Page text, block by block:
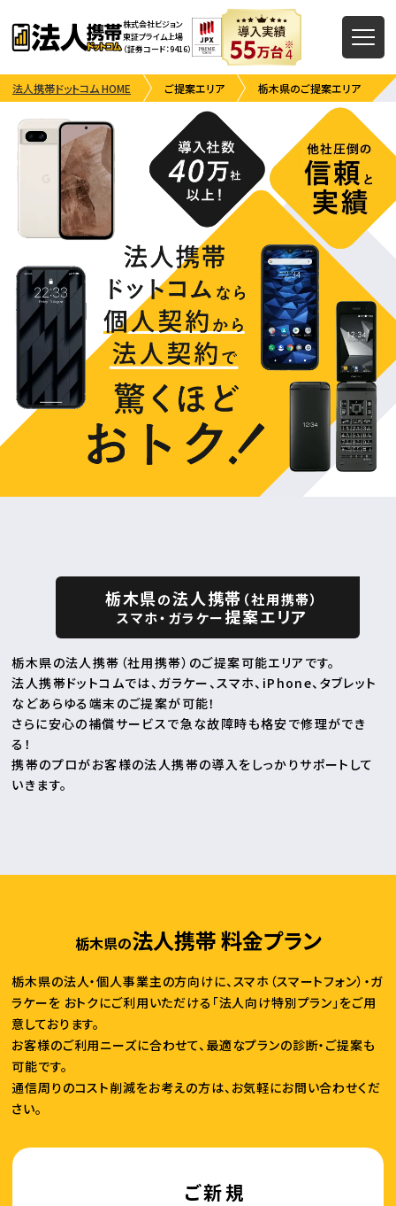
株式会社ビジョン
東証プライム上場
（証券コード：9416）
法人携帯ドットコム HOME ご提案エリア 栃木県のご提案エリア
栃木県の法人携帯 （社用携帯）
スマホ・ガラケー提案エリア
栃木県の法人携帯（社用携帯）のご提案可能エリアです。
法人携帯ドットコムでは、ガラケー、スマホ、iPhone、タブレット
などあらゆる端末のご提案が可能！
さらに安心の補償サービスで急な故障時も格安で修理ができ
る！
携帯のプロがお客様の法人携帯の導入をしっかりサポートして
いきます。
栃木県の法人携帯 料金プラン
栃木県の法人・個人事業主の方向けに、スマホ（スマートフォン）・ガ
ラケーを おトクにご利用いただける「法人向け特別プラン」をご用
意しております。
お客様のご利用ニーズに合わせて、最適なプランの診断・ご提案も
可能です。
通信周りのコスト削減をお考えの方は、お気軽にお問い合わせくだ
さい。
ご新規